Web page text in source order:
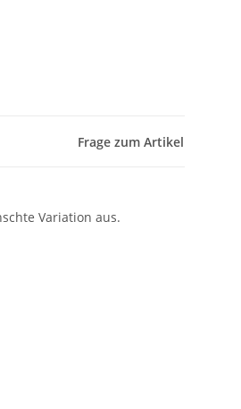
Frage zum Artikel
Variation aus.